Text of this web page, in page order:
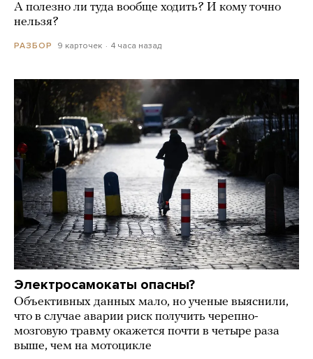
А полезно ли туда вообще ходить? И кому точно
нельзя?
РАЗБОР 9 карточек 4 часа назад
Электросамокаты опасны?
Объективных данных мало, но ученые выяснили,
что в случае аварии риск получить черепно-
мозговую травму окажется почти в четыре раза
выше, чем на мотоцикле